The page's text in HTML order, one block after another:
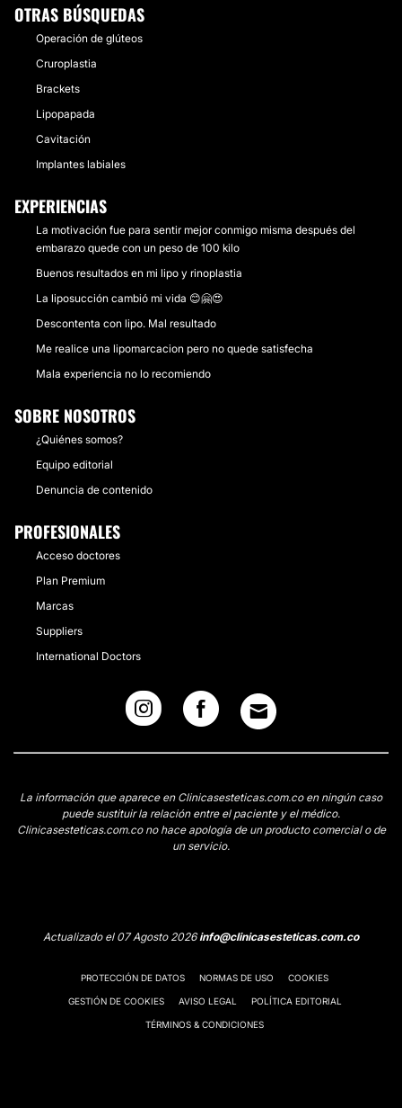
OTRAS BÚSQUEDAS
Operación de glúteos
Cruroplastia
Brackets
Lipopapada
Cavitación
Implantes labiales
EXPERIENCIAS
La motivación fue para sentir mejor conmigo misma después del
embarazo quede con un peso de 100 kilo
Buenos resultados en mi lipo y rinoplastia
La liposucción cambió mi vida 😊🤗😍
Descontenta con lipo. Mal resultado
Me realice una lipomarcacion pero no quede satisfecha
Mala experiencia no lo recomiendo
SOBRE NOSOTROS
¿Quiénes somos?
Equipo editorial
Denuncia de contenido
PROFESIONALES
Acceso doctores
Plan Premium
Marcas
Suppliers
International Doctors
La información que aparece en Clinicasesteticas.com.co en ningún caso
puede sustituir la relación entre el paciente y el médico.
Clinicasesteticas.com.co no hace apología de un producto comercial o de
un servicio.
Actualizado el 07 Agosto 2026info@clinicasesteticas.com.co
PROTECCIÓN DE DATOS NORMAS DE USO COOKIES
GESTIÓN DE COOKIES AVISO LEGAL POLÍTICA EDITORIAL
TÉRMINOS & CONDICIONES